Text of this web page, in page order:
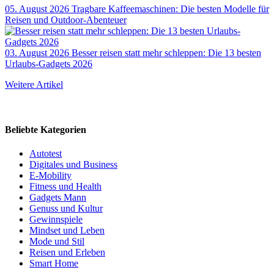
05. August 2026 Tragbare Kaffeemaschinen: Die besten Modelle für
Reisen und Outdoor-Abenteuer
03. August 2026 Besser reisen statt mehr schleppen: Die 13 besten
Urlaubs-Gadgets 2026
Weitere Artikel
Beliebte Kategorien
Autotest
Digitales und Business
E-Mobility
Fitness und Health
Gadgets Mann
Genuss und Kultur
Gewinnspiele
Mindset und Leben
Mode und Stil
Reisen und Erleben
Smart Home